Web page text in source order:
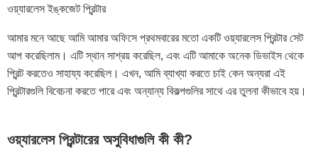
ওয়্যারলেস ইঙ্কজেট প্রিন্টার
আমার মনে আছে আমি আমার অফিসে প্রথমবারের মতো একটি ওয়্যারলেস প্রিন্টার সেট
আপ করেছিলাম। এটি স্থান সাশ্রয় করেছিল, এবং এটি আমাকে অনেক ডিভাইস থেকে
প্রিন্ট করতেও সাহায্য করেছিল। এখন, আমি ব্যাখ্যা করতে চাই কেন অন্যরা এই
প্রিন্টারগুলি বিবেচনা করতে পারে এবং অন্যান্য বিকল্পগুলির সাথে এর তুলনা কীভাবে হয়।
ওয়্যারলেস প্রিন্টারের অসুবিধাগুলি কী কী?